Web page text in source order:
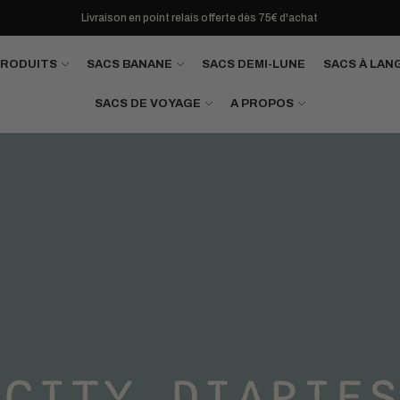
Livraison en point relais offerte dès 75€ d'achat
SACS BANANE SACS DEMI-LUNE SACS À
SACS DE VOYAGE A PROPOS